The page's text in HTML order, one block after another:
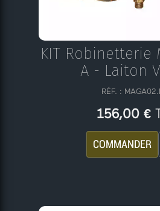
KIT Robinetterie
A - Laiton
RÉF. :
156,00 €
COMMANDER